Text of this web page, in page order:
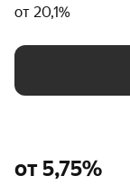
от 20,1%
от 5,75%